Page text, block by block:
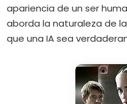
apariencia de un ser
aborda la naturaleza de
que una IA sea